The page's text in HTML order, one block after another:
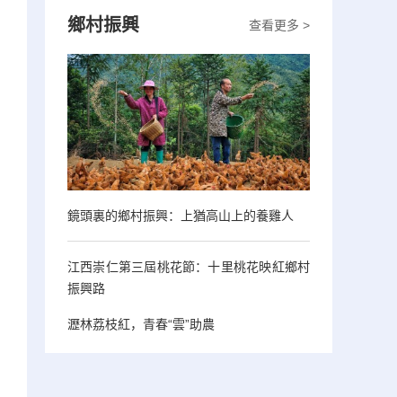
查看更多 >
鄉村振興
鏡頭裏的鄉村振興：上猶高山上的養雞人
江西崇仁第三屆桃花節：十里桃花映紅鄉村
振興路
瀝林荔枝紅，青春“雲”助農